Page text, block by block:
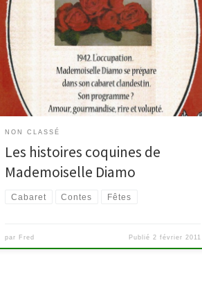
» /> De et par Anne Borlée Mise en scène de Cindy
Sneessens De la génération des cabarets clandestins
de la vieille guerre, Mademoiselle Diamo a connu les
temps durs de l’occupation où tout était rationné,
enfin presque tout… Car l’Amour, lui, ne se rationne
pas. Il se faufile entre […]
NON CLASSÉ
Les histoires coquines de
Mademoiselle Diamo
Cabaret Contes Fêtes
par Fred Publié 2 février 2011